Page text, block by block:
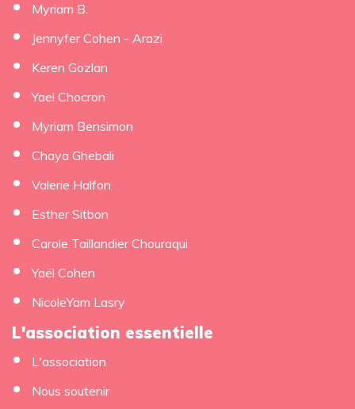
Myriam B.
Jennyfer Cohen - Arazi
Keren Gozlan
Yael Chocron
Myriam Bensimon
Chaya Ghebali
Valerie Halfon
Esther Sitbon
Carole Taillandier Chouraqui
Yaël Cohen
NicoleYam Lasry
L'association essentielle
L'association
Nous soutenir